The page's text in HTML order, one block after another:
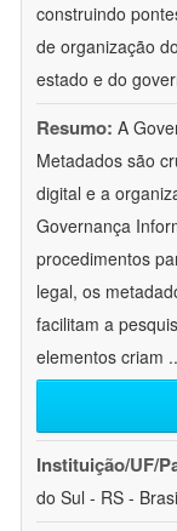
construindo
de organização
estado e do
Resumo: A
Metadados são
digital e a
Governança
procedimentos
legal, os
facilitam a
elementos criam
Instituição/UF/
do Sul - RS -